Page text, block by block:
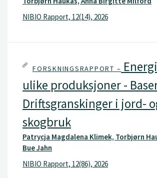
NIBIO Rapport, 12(14), 2026
FORSKNINGSRAPPORT –
ulike produksjoner -
Driftsgranskinger i jord-
skogbruk
Patrycja Magdalena Klimek, Torbjørn
Bue Jahn
NIBIO Rapport, 12(86), 2026